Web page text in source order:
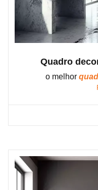
Quadro
o melhor